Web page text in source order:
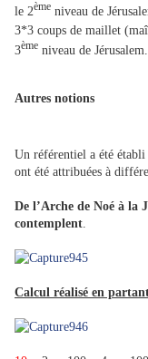
le 2ème niveau de
3*3 coups de maillet
3ème niveau de Jérusalem.
Autres notions
Un référentiel a été
ont été attribuées à
De l’Arche de Noé à la
contemplent
Calcul réalisé en